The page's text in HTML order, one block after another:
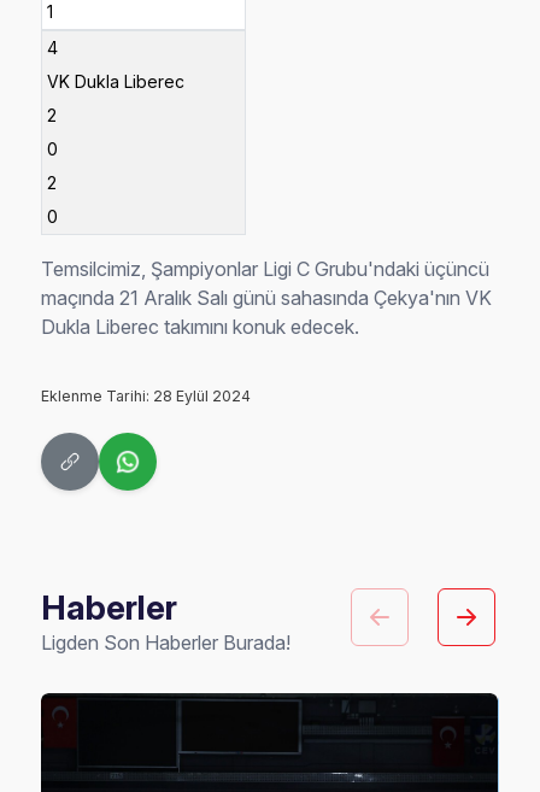
1
4
VK Dukla Liberec
2
0
2
0
Temsilcimiz, Şampiyonlar Ligi C Grubu'ndaki üçüncü
maçında 21 Aralık Salı günü sahasında Çekya'nın VK
Dukla Liberec takımını konuk edecek.
Eklenme Tarihi: 28 Eylül 2024
Haberler
Ligden Son Haberler Burada!